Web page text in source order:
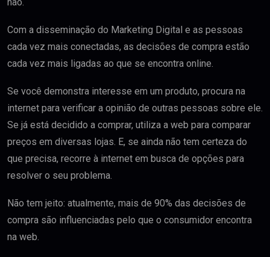
Com a disseminação do Marketing Digital e as pessoas
cada vez mais conectadas, as decisões de compra estão
cada vez mais ligadas ao que se encontra online.
Se você demonstra interesse em um produto, procura na
internet para verificar a opinião de outras pessoas sobre ele.
Se já está decidido a comprar, utiliza a web para comparar
preços em diversas lojas. E, se ainda não tem certeza do
que precisa, recorre à internet em busca de opções para
resolver o seu problema.
Não tem jeito: atualmente, mais de 90% das decisões de
compra são influenciadas pelo que o consumidor encontra
na web.